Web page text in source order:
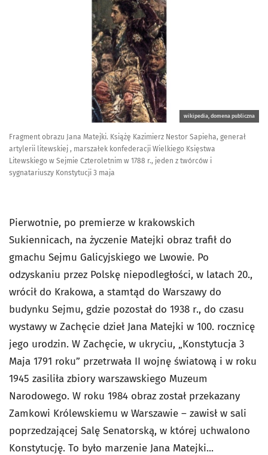
wikipedia, domena publiczna
Fragment obrazu Jana Matejki. Książę Kazimierz Nestor Sapieha, generał
artylerii litewskiej , marszałek konfederacji Wielkiego Księstwa
Litewskiego w Sejmie Czteroletnim w 1788 r., jeden z twórców i
sygnatariuszy Konstytucji 3 maja
Pierwotnie, po premierze w krakowskich
Sukiennicach, na życzenie Matejki obraz trafił do
gmachu Sejmu Galicyjskiego we Lwowie. Po
odzyskaniu przez Polskę niepodległości, w latach 20.,
wrócił do Krakowa, a stamtąd do Warszawy do
budynku Sejmu, gdzie pozostał do 1938 r., do czasu
wystawy w Zachęcie dzieł Jana Matejki w 100. rocznicę
jego urodzin. W Zachęcie, w ukryciu, „Konstytucja 3
Maja 1791 roku” przetrwała II wojnę światową i w roku
1945 zasiliła zbiory warszawskiego Muzeum
Narodowego. W roku 1984 obraz został przekazany
Zamkowi Królewskiemu w Warszawie – zawisłw sali
poprzedzającej Salę Senatorską, w której uchwalono
Konstytucję. To było marzenie Jana Matejki...